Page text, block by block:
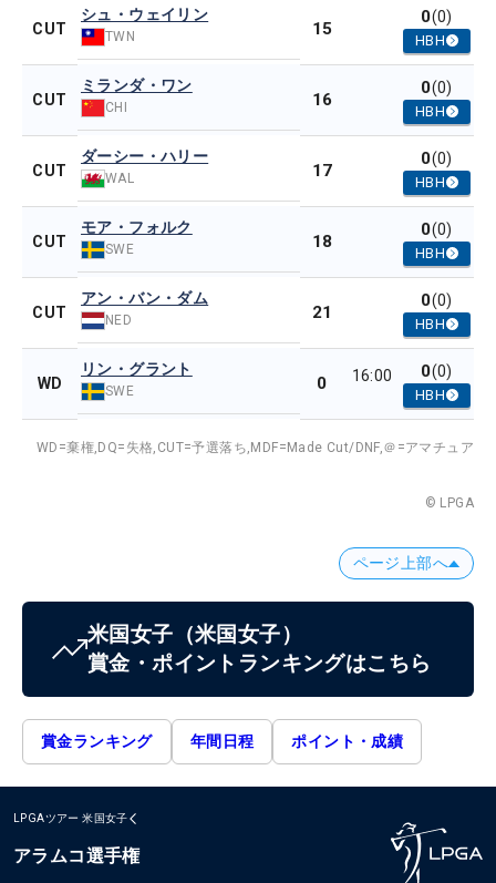
CUT
シュ・ウェイリン
TWN 15
0(0)
HBH
CUT
ミランダ・ワン
CHI 16
0(0)
HBH
CUT
ダーシー・ハリー
WAL 17
0(0)
HBH
CUT
モア・フォルク
SWE 18
0(0)
HBH
CUT
アン・バン・ダム
NED 21
0(0)
HBH
WD
リン・グラント
SWE 0 16:00 0(0)
HBH
WD=棄権, DQ=失格, CUT=予選落ち, MDF=Made Cut/DNF,＠=アマチュア
© LPGA
ページ上部へ
米国女子 （米国女子）
賞金・ポイントランキングはこちら
賞金ランキング 年間日程 ポイント・成績
LPGAツアー 米国女子
アラムコ選手権